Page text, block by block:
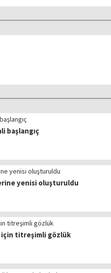
başlangıç
yenisi oluşturuldu
titreşimli gözlük